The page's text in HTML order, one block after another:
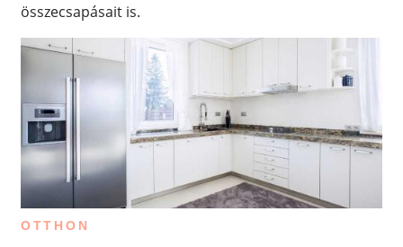
összecsapásait is.
OTTHON